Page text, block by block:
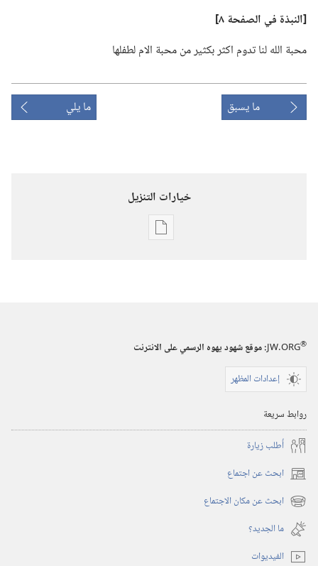
‏[النبذة في الصفحة ٨]‏
محبة الله لنا تدوم اكثر بكثير من محبة الام لطفلها
ما يسبق ما يلي
خيارات التنزيل
خيارات
مايو‏
JW.ORG®
:‏ موقع شهود يهوه الرسمي على الانترنت
إعدادات المظهر
روابط سريعة
أُطلب زيارة
ابحث عن اجتماع (يفتح
نافذة ابحث عن مكان الاجتماع (يفتح
نافذة
جديدة)
ما الجديد؟‏
الفيديوات